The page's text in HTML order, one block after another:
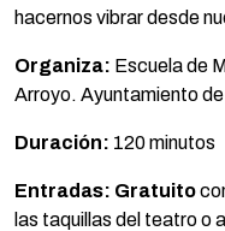
hacernos vibrar desde
Organiza: Escuela de
Arroyo. Ayuntamiento
Duración: 120 minutos
Entradas: Gratuito
las taquillas del teatro o